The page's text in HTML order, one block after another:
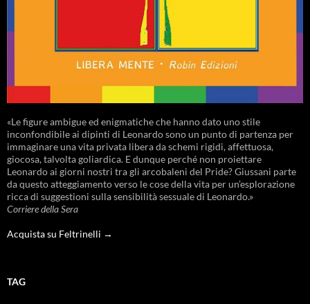
«Le figure ambigue ed enigmatiche che hanno dato uno stile
inconfondibile ai dipinti di Leonardo sono un punto di partenza per
immaginare una vita privata libera da schemi rigidi, affettuosa,
giocosa, talvolta goliardica. E dunque perché non proiettare
Leonardo ai giorni nostri tra gli arcobaleni del Pride? Giussani parte
da questo atteggiamento verso le cose della vita per un’esplorazione
ricca di suggestioni sulla sensibilità sessuale di Leonardo.»
Corriere della Sera
Acquista su Feltrinelli →
TAG